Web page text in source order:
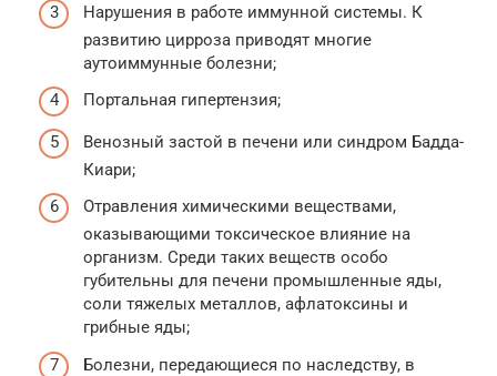
Нарушения в работе иммунной системы. К
развитию цирроза приводят многие
аутоиммунные болезни;
Портальная гипертензия;
Венозный застой в печени или синдром Бадда-
Киари;
Отравления химическими веществами,
оказывающими токсическое влияние на
организм. Среди таких веществ особо
губительны для печени промышленные яды,
соли тяжелых металлов, афлатоксины и
грибные яды;
Болезни, передающиеся по наследству, в